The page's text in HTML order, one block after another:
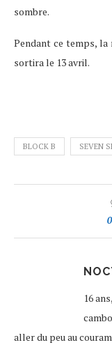
sombre.
Pendant ce temps, la
sortira le 13 avril.
BLOCK B SEVEN
0
16
aller du peu au